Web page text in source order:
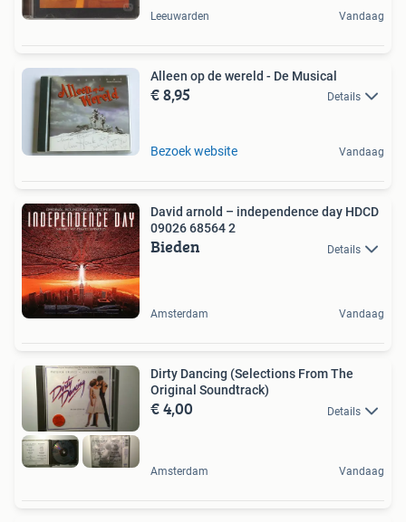
Leeuwarden Vandaag
Alleen op de wereld - De Musical
€ 8,95 Details
Bezoek website Vandaag
David arnold – independence day HDCD
09026 68564 2
Bieden Details
Amsterdam Vandaag
Dirty Dancing (Selections From The
Original Soundtrack)
€ 4,00 Details
Amsterdam Vandaag